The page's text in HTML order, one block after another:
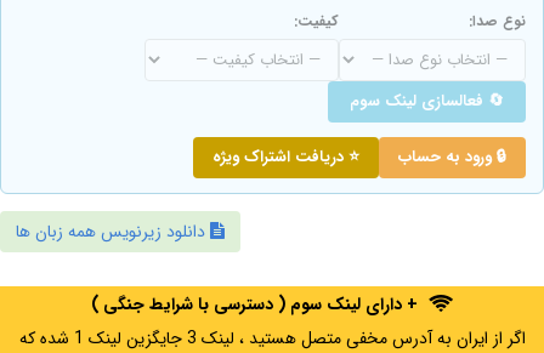
نوع صدا: کیفیت:
🔄 فعالسازی لینک سوم
🔒 ورود به حساب ⭐ دریافت اشتراک ویژه
دانلود زیرنویس همه زبان ها
+ دارای لینک سوم ( دسترسی با شرایط جنگی )
اگر از ایران به آدرس مخفی متصل هستید ، لینک 3 جایگزین لینک 1 شده که